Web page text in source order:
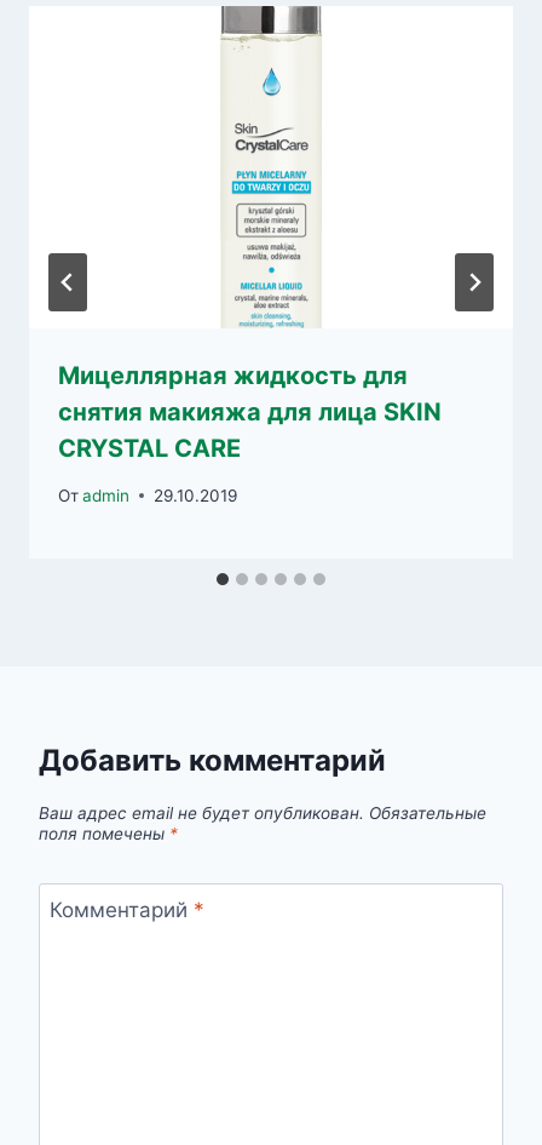
Мицеллярная жидкость для
снятия макияжа для лица SKIN
CRYSTAL CARE
Отadmin 29.10.2019
Добавить комментарий
Ваш адрес email не будет опубликован. Обязательные
поля помечены *
Комментарий *